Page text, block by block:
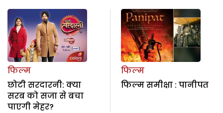
फिल्म
छोटी सरदारनी: क्या
सरब को सजा से बचा
पाएगी मेहर?
फिल्म
फिल्म समीक्षा : पानीपत